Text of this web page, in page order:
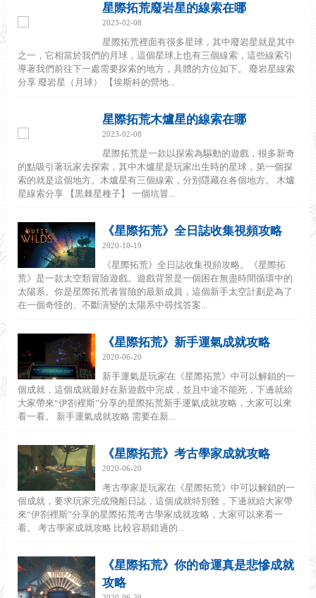
星際拓荒廢岩星的線索在哪
2023-02-08
星際拓荒裡面有很多星球，其中廢岩星就是其中
之一，它相當於我們的月球，這個星球上也有三個線索，這些線索引
導著我們前往下一處需要探索的地方，具體的方位如下。 廢岩星線索
分享 廢岩星（月球） 【埃斯科的營地...
星際拓荒木爐星的線索在哪
2023-02-08
星際拓荒是一款以探索為驅動的遊戲，很多新奇
的點吸引著玩家去探索，其中木爐星是玩家出生時的星球，第一個探
索的就是這個地方。木爐星有三個線索，分別隱藏在各個地方。 木爐
星線索分享 【黒棘星種子】 一個坑冒...
《星際拓荒》全日誌收集視頻攻略
2020-10-19
《星際拓荒》全日誌收集視頻攻略。《星際拓
荒》是一款太空類冒險遊戲。遊戲背景是一個困在無盡時間循環中的
太陽系。你是星際拓荒者冒險的最新成員，這個新手太空計劃是為了
在一個奇怪的、不斷演變的太陽系中尋找答案...
《星際拓荒》新手運氣成就攻略
2020-06-20
新手運氣是玩家在《星際拓荒》中可以解鎖的一
個成就，這個成就最好在新遊戲中完成，並且中途不能死，下邊就給
大家帶來“伊劄裡斯”分享的星際拓荒新手運氣成就攻略，大家可以來
看一看。 新手運氣成就攻略 需要在新...
《星際拓荒》考古學家成就攻略
2020-06-20
考古學家是玩家在《星際拓荒》中可以解鎖的一
個成就，要求玩家完成飛船日誌，這個成就特別難，下邊就給大家帶
來“伊劄裡斯”分享的星際拓荒考古學家成就攻略，大家可以來看一
看。 考古學家成就攻略 比較容易錯過的...
《星際拓荒》你的命運真是悲慘成就
攻略